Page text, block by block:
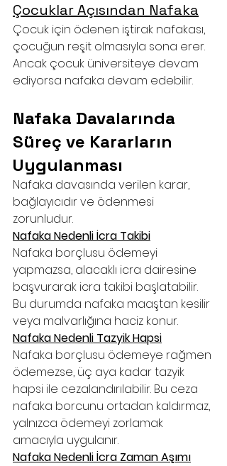
Çocuklar Açısından Nafaka
Çocuk için ödenen iştirak nafakası,
çocuğun reşit olmasıyla sona erer.
Ancak çocuk üniversiteye devam
ediyorsa nafaka devam edebilir.
Nafaka Davalarında
Süreç ve Kararların
Uygulanması
Nafaka davasında verilen karar,
bağlayıcıdır ve ödenmesi
zorunludur.
Nafaka Nedenli İcra Takibi
Nafaka borçlusu ödemeyi
yapmazsa, alacaklı icra dairesine
başvurarak icra takibi başlatabilir.
Bu durumda nafaka maaştan kesilir
veya malvarlığına haciz konur.
Nafaka Nedenli Tazyik Hapsi
Nafaka borçlusu ödemeye rağmen
ödemezse, üç aya kadar tazyik
hapsi ile cezalandırılabilir. Bu ceza
nafaka borcunu ortadan kaldırmaz,
yalnızca ödemeyi zorlamak
amacıyla uygulanır.
Nafaka Nedenli İcra Zaman Aşımı